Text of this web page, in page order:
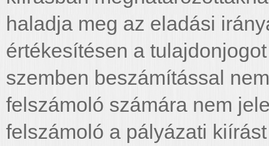
haladja meg az eladási
értékesítésen a
szemben beszámítással
felszámoló számára nem
felszámoló a pályázati